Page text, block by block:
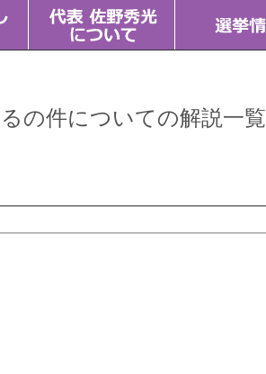
の件についての解説一覧